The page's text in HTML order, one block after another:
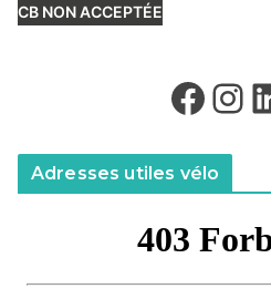
CB NON ACCEPTÉE
Facebook Instagram LinkedIn
Adresses utiles vélo